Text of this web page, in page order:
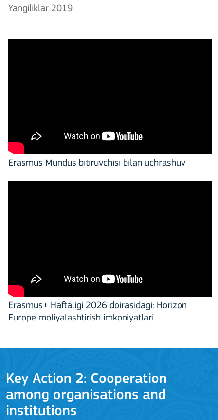
Yangiliklar 2019
Erasmus Mundus bitiruvchisi bilan uchrashuv
Erasmus+ Haftaligi 2026 doirasidagi: Horizon
Europe moliyalashtirish imkoniyatlari
and
Key Action 3